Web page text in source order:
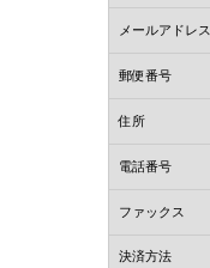
メールアドレス
郵便番号
住所
電話番号
ファックス
決済方法